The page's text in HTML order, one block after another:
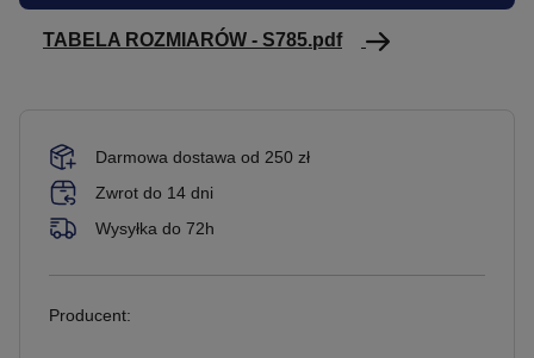
TABELA ROZMIARÓW - S785.pdf
Darmowa dostawa od 250 zł
Zwrot do 14 dni
Wysyłka do 72h
Producent: